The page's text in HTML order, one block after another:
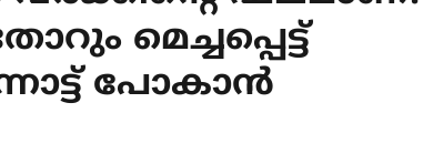
മെച്ചപ്പെട്ട്
പോകാൻ